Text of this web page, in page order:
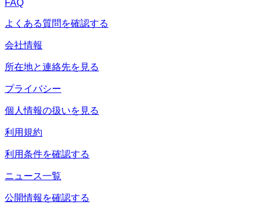
FAQ
よくある質問を確認する
会社情報
所在地と連絡先を見る
プライバシー
個人情報の扱いを見る
利用規約
利用条件を確認する
ニュース一覧
公開情報を確認する